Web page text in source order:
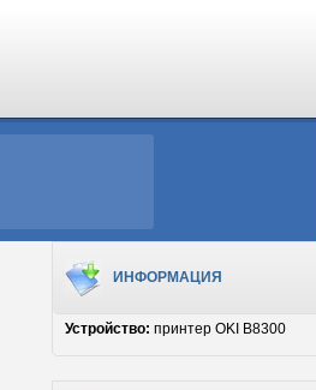
ИНФОРМАЦИЯ
Устройство: принтер OKI B8300